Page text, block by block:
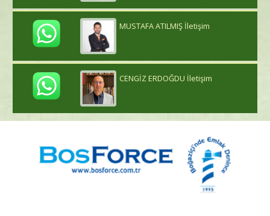
MUSTAFA ATILMIŞ İletişim
CENGİZ ERDOĞDU İletişim